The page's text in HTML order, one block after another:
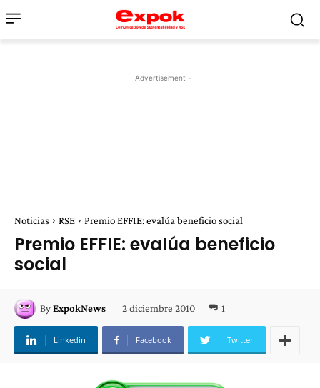
- Advertisement -
Noticias RSE Premio EFFIE: evalúa beneficio social
Premio EFFIE: evalúa beneficio
social
ByExpokNews 2 diciembre 2010 1
Linkedin Facebook Twitter